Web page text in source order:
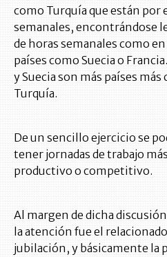
como Turquía que están por
semanales, encontrándose
de horas semanales como
países como Suecia o
y Suecia son más países
Turquía.
De un sencillo ejercicio se
tener jornadas de trabajo
productivo o competitivo.
Al margen de dicha
la atención fue el
jubilación, y básicamente la